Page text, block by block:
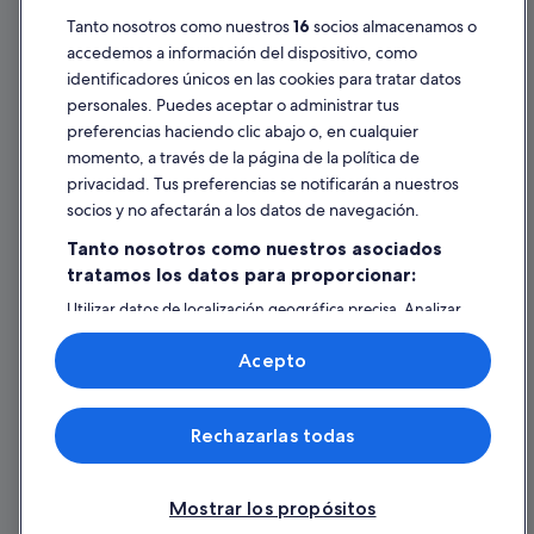
Pautas sobre el contenido y cómo denunciar contenido
Ayuda
Cancelar un vuelo
Cancelar una reserva de hotel o de un alquiler vacacional
Plazos de reembolso
Utilizar un cupón de Expedia
Documentos para viajes internacionales
© 2026 Expedia, Inc., una empresa de Expedia Group. Todos los derechos
reservados. Expedia y el logotipo de Expedia son marcas comerciales o
marcas comerciales registradas de Expedia, Inc. Vacationspot, S.L., Agencia
Tanto nosotros como nuestros16 socios almacenamos o
accedemos a información del dispositivo, como
identificadores únicos en las cookies para tratar datos
personales. Puedes aceptar o administrar tus
preferencias haciendo clic abajo o, en cualquier
momento, a través de la página de la política de
privacidad. Tus preferencias se notificarán a nuestros
socios y no afectarán a los datos de navegación.
Tanto nosotros como nuestros asociados
tratamos los datos para proporcionar:
Utilizar datos de localización geográfica precisa. Analizar
activamente las características del dispositivo para su
identificación. Almacenar la información en un dispositivo
y/o acceder a ella. Publicidad y contenido personalizados,
medición de publicidad y contenido, investigación de
audiencia y desarrollo de servicios.
Lista de asociados (proveedores)
Mostrar los propósitos
Rechazarlas todas
Acepto